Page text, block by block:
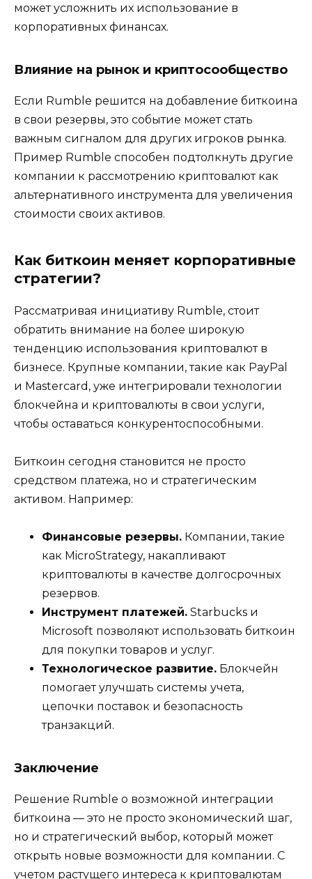
может усложнить их использование в
корпоративных финансах.
Влияние на рынок и криптосообщество
Если Rumble решится на добавление биткоина
в свои резервы, это событие может стать
важным сигналом для других игроков рынка.
Пример Rumble способен подтолкнуть другие
компании к рассмотрению криптовалют как
альтернативного инструмента для увеличения
стоимости своих активов.
Как биткоин меняет корпоративные
стратегии?
Рассматривая инициативу Rumble, стоит
обратить внимание на более широкую
тенденцию использования криптовалют в
бизнесе. Крупные компании, такие как PayPal
и Mastercard, уже интегрировали технологии
блокчейна и криптовалюты в свои услуги,
чтобы оставаться конкурентоспособными.
Биткоин сегодня становится не просто
средством платежа, но и стратегическим
активом. Например:
Финансовые резервы. Компании, такие
как MicroStrategy, накапливают
криптовалюты в качестве долгосрочных
резервов.
Инструмент платежей. Starbucks и
Microsoft позволяют использовать биткоин
для покупки товаров и услуг.
Технологическое развитие. Блокчейн
помогает улучшать системы учета,
цепочки поставок и безопасность
транзакций.
Заключение
Решение Rumble о возможной интеграции
биткоина — это не просто экономический шаг,
но и стратегический выбор, который может
открыть новые возможности для компании. С
учетом растущего интереса к криптовалютам